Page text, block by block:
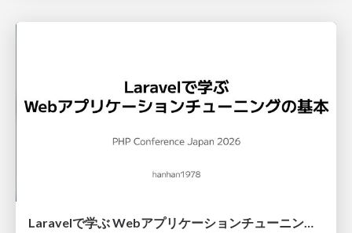
Laravelで学ぶ Webアプリケーションチューニング入門/web_application_tuning_101